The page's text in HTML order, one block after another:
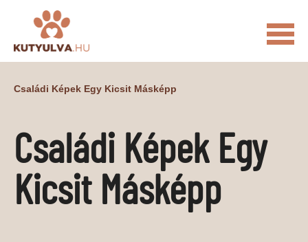
KUTYULVA – HÍREK
CUKI ÉLETKÉPEK NÖVÉNYEK
ÁLLATI
Családi Képek Egy Kicsit Másképp
Családi Képek Egy
Kicsit Másképp